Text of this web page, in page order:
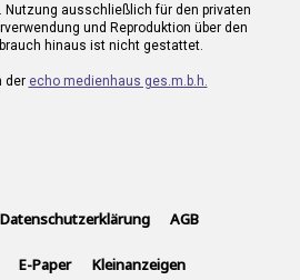
Nutzung ausschließlich für den privaten
und Reproduktion über den
hinaus ist nicht gestattet.
der echo medienhaus ges.m.b.h.
Datenschutzerklärung AGB
E-Paper Kleinanzeigen